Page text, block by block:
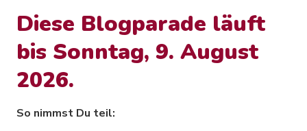
Diese Blogparade läuft
bis Sonntag, 9. August
2026.
So nimmst Du teil: